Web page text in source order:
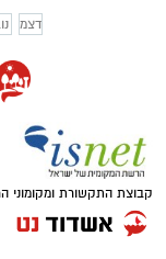
דצמ
קבוצת התקשורת ומקומוני